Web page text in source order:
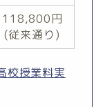
118,800円
(従来通り)
校授業料実